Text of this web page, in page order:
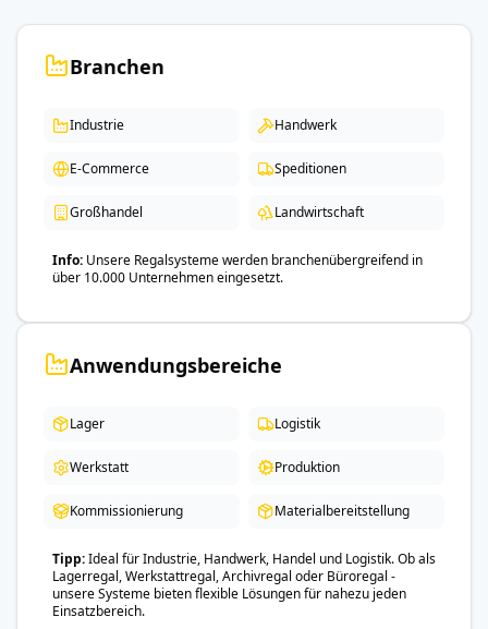
Branchen
Industrie Handwerk
E-Commerce Speditionen
Großhandel Landwirtschaft
Info Unsere Regalsysteme werden branchenübergreifend in
über 10.000 Unternehmen eingesetzt.
Anwendungsbereiche
Lager Logistik
Werkstatt Produktion
Kommissionierung Materialbereitstellung
Tipp Ideal für Industrie, Handwerk, Handel und Logistik. Ob als
Lagerregal, Werkstattregal, Archivregal oder Büroregal -
unsere Systeme bieten flexible Lösungen für nahezu jeden
Einsatzbereich.